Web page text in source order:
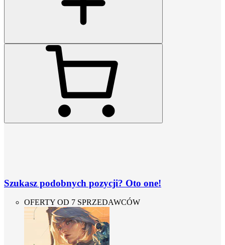
Szukasz podobnych pozycji? Oto one!
OFERTY OD 7 SPRZEDAWCÓW